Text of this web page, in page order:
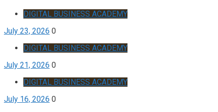
DIGITAL BUSINESS ACADEMY
July 23, 2026 0
DIGITAL BUSINESS ACADEMY
July 21, 2026 0
DIGITAL BUSINESS ACADEMY
July 16, 2026 0